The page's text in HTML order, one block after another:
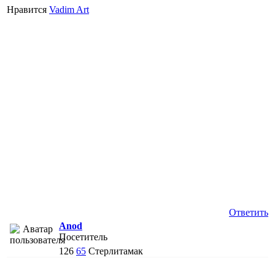
Нравится Vadim Art
Ответить
Anod
Посетитель
126 65 Стерлитамак